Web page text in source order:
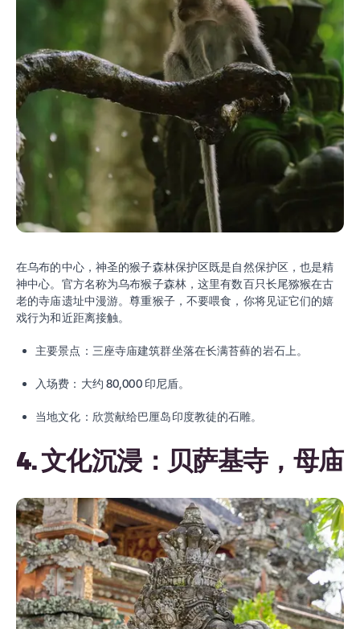
在乌布的中心，神圣的猴子森林保护区既是自然保护区，也是精
神中心。官方名称为乌布猴子森林，这里有数百只长尾猕猴在古
老的寺庙遗址中漫游。尊重猴子，不要喂食，你将见证它们的嬉
戏行为和近距离接触。
主要景点：三座寺庙建筑群坐落在长满苔藓的岩石上。
入场费：大约 80,000 印尼盾。
当地文化：欣赏献给巴厘岛印度教徒的石雕。
4. 文化沉浸：贝萨基寺，母庙